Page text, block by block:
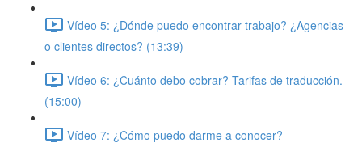
Vídeo 5: ¿Dónde puedo encontrar trabajo? ¿Agencias
o clientes directos? (13:39)
Vídeo 6: ¿Cuánto debo cobrar? Tarifas de traducción.
(15:00)
Vídeo 7: ¿Cómo puedo darme a conocer?